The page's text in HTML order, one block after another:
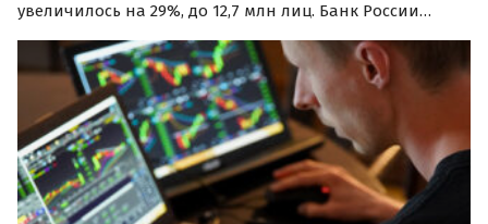
увеличилось на 29%, до 12,7 млн лиц. Банк России
инвесторов фондовом рынке.